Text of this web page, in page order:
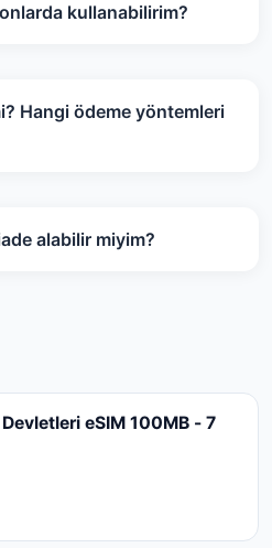
kullanabilirim?
Hangi ödeme yöntemleri
alabilir miyim?
eSIM 100MB - 7